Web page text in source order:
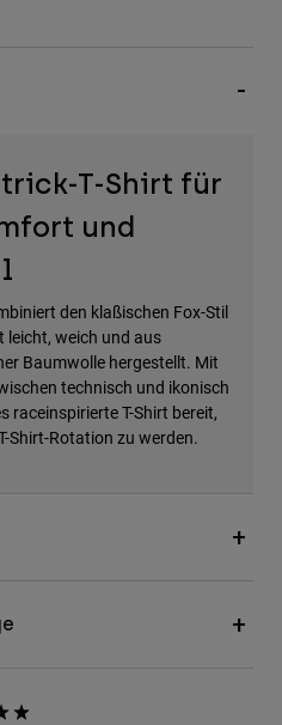
T-Shirt für
und
den klaßischen Fox-Stil
weich und aus
Baumwolle hergestellt. Mit
technisch und ikonisch
raceinspirierte T-Shirt bereit,
Shirt-Rotation zu werden.